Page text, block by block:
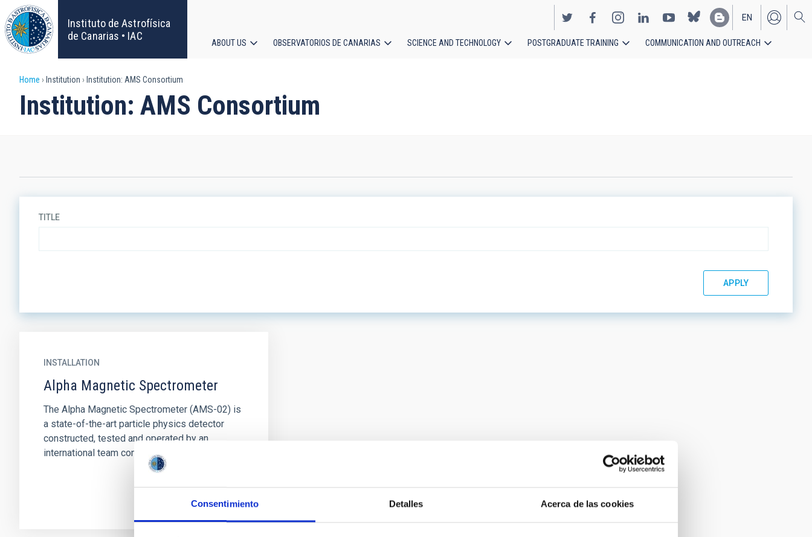
Consentimiento Detalles Acerca de las cookies
Skip
to
main
content
Instituto de Astrofísica
de Canarias • IAC
EN
ES
navigation
ABOUT US OBSERVATORIOS DE CANARIAS SCIENCE AND TECHNOLOGY POSTGRADUATE TRAINING COMMUNICATION AND OUTREACH
Breadcrumb
Home Institution Institution: AMS Consortium
Institution: AMS Consortium
TITLE
INSTALLATION
Alpha Magnetic Spectrometer
The Alpha Magnetic Spectrometer (AMS-02) is
a state-of-the-art particle physics detector
constructed, tested and operated by an
international team composed of...